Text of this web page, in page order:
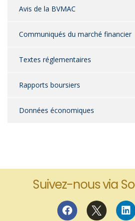
Avis de la BVMAC
Communiqués du marché financier
Textes réglementaires
Rapports boursiers
Données économiques
Suivez-nous via